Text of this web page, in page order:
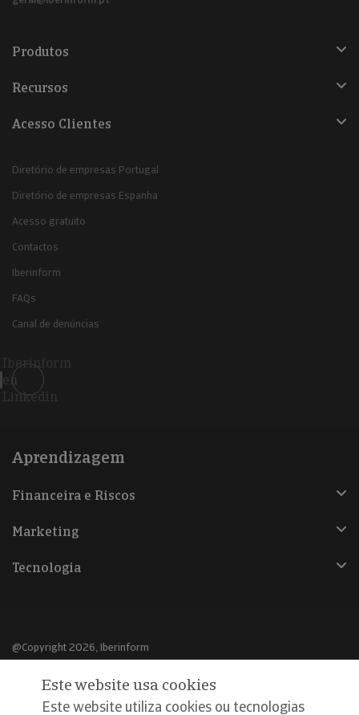
Produtos
Recursos
Acesso Clientes
Diretório de empresas Portugal
Diretório de empresas Espanha
Acesso gratuito
Contactos
Iberinform
FAQs
Canal de denúncias
Iberinform
en
Linkedin
Aprendizagem
Financeira e Riscos
Marketing
Tecnologia
@Copyright 2026, Iberinform
Aviso legalEste website usa cookies
Este website utiliza cookies ou tecnologias